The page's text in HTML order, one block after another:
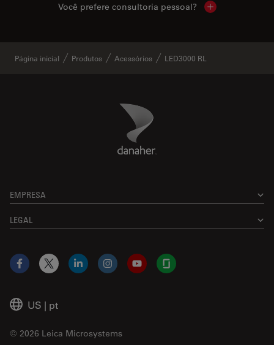
Você prefere consultoria pessoal? Show local
Página inicial Produtos Acessórios LED3000 RL
Danaher Logo
EMPRESA
LEGAL
US | pt
© 2026 Leica Microsystems
Facebook
X LinkedInInstagramYouTubeGlassdoor